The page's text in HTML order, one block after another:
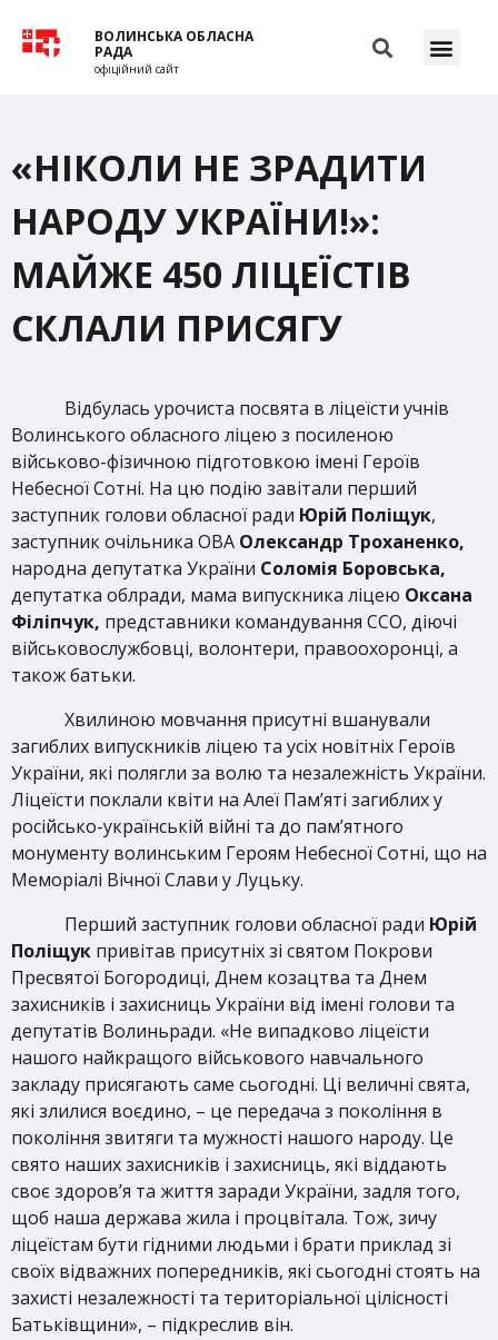
ВОЛИНСЬКА ОБЛАСНА
РАДА
офіційний сайт
«НІКОЛИ НЕ ЗРАДИТИ
НАРОДУ УКРАЇНИ!»:
МАЙЖЕ 450 ЛІЦЕЇСТІВ
СКЛАЛИ ПРИСЯГУ
Відбулась урочиста посвята в ліцеїсти учнів
Волинського обласного ліцею з посиленою
військово-фізичною підготовкою імені Героїв
Небесної Сотні. На цю подію завітали перший
заступник голови обласної ради Юрій Поліщук,
заступник очільника ОВА Олександр Троханенко,
народна депутатка України Соломія Боровська,
депутатка облради, мама випускника ліцею Оксана
Філіпчук, представники командування ССО, діючі
військовослужбовці, волонтери, правоохоронці, а
також батьки.
Хвилиною мовчання присутні вшанували
загиблих випускників ліцею та усіх новітніх Героїв
України, які полягли за волю та незалежність України.
Ліцеїсти поклали квіти на Алеї Пам’яті загиблих у
російсько-українській війні та до пам’ятного
монументу волинським Героям Небесної Сотні, що на
Меморіалі Вічної Слави у Луцьку.
Перший заступник голови обласної ради Юрій
Поліщук привітав присутніх зі святом Покрови
Пресвятої Богородиці, Днем козацтва та Днем
захисників і захисниць України від імені голови та
депутатів Волиньради. «Не випадково ліцеїсти
нашого найкращого військового навчального
закладу присягають саме сьогодні. Ці величні свята,
які злилися воєдино, – це передача з покоління в
покоління звитяги та мужності нашого народу. Це
свято наших захисників і захисниць, які віддають
своє здоров’я та життя заради України, задля того,
щоб наша держава жила і процвітала. Тож, зичу
ліцеїстам бути гідними людьми і брати приклад зі
своїх відважних попередників, які сьогодні стоять на
захисті незалежності та територіальної цілісності
Батьківщини», – підкреслив він.